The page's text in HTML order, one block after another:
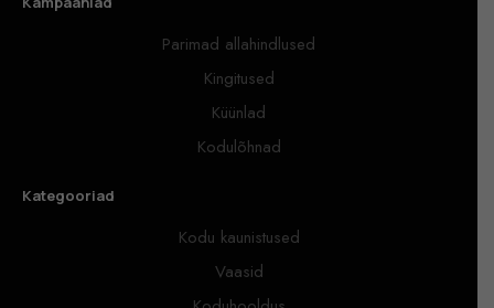
Parimad allahindlused
Kingitused
Küünlad
Kodulõhnad
Kategooriad
Kodu kaunistused
Vaasid